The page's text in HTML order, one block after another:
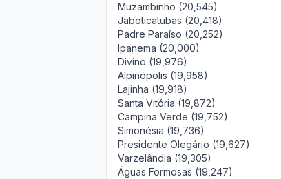
Muzambinho (20,545)
Jaboticatubas (20,418)
Padre Paraíso (20,252)
Ipanema (20,000)
Divino (19,976)
Alpinópolis (19,958)
Lajinha (19,918)
Santa Vitória (19,872)
Campina Verde (19,752)
Simonésia (19,736)
Presidente Olegário (19,627)
Varzelândia (19,305)
Águas Formosas (19,247)